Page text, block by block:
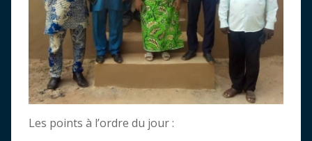
Les points à l’ordre du jour :